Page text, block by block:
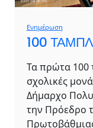
Ενημέρωση
100
Τα πρώτα 100
σχολικές
Δήμαρχο
την Πρόεδρο